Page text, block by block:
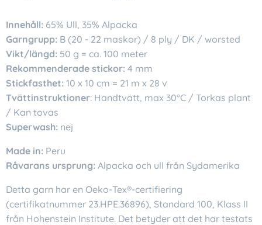
Innehåll: 65% Ull, 35% Alpacka
Garngrupp: B (20 - 22 maskor) / 8 ply / DK / worsted
Vikt/längd: 50 g = ca. 100 meter
Rekommenderade stickor: 4 mm
Stickfasthet: 10 x 10 cm = 21 m x 28 v
Tvättinstruktioner: Handtvätt, max 30°C / Torkas plant
/ Kan tovas
Superwash: nej
Made in: Peru
Råvarans ursprung: Alpacka och ull från Sydamerika
Detta garn har en Oeko-Tex®-certifiering
(certifikatnummer 23.HPE.36896), Standard 100, Klass II
från Hohenstein Institute. Det betyder att det har testats